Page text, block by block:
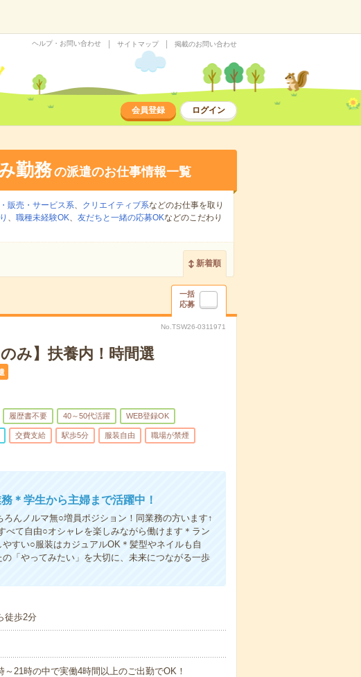
ヘルプ・お問い合わせ サイトマップ 掲載のお問い合わせ
会員登録 ログイン
勤務の派遣のお仕事情報一覧
販売・サービス系、 クリエイティブ系などのお仕事を取り
、 職種未経験OK、 友だちと一緒の応募OKなどのこだわり
新着順
一括
応募
No.TSW26-0311971
み】扶養内！時間選
履歴書不要 40～50代活躍 WEB登録OK
交費支給 駅歩5分 服装自由 職場が禁煙
＊学生から主婦まで活躍中！
んノルマ無○増員ポジション！同業務の方います↑
て自由○オシャレを楽しみながら働けます＊ラン
すい○服装はカジュアルOK＊髪型やネイルも自
「やってみたい」を大切に、未来につながる一歩
徒歩2分
21時の中で実働4時間以上のご出勤でOK！